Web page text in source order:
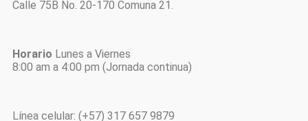
Calle 75B No. 20-170 Comuna 21.
Horario Lunes a Viernes
8:00 am a 4:00 pm (Jornada continua)
Línea celular: (+57) 317 657 9879